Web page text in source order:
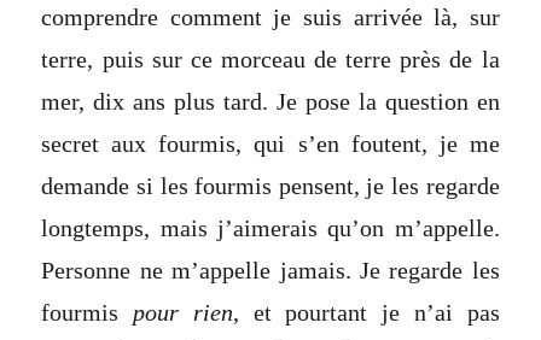
comprendre comment je suis arrivée là, sur
terre, puis sur ce morceau de terre près de la
mer, dix ans plus tard. Je pose la question en
secret aux fourmis, qui s’en foutent, je me
demande si les fourmis pensent, je les regarde
longtemps, mais j’aimerais qu’on m’appelle.
Personne ne m’appelle jamais. Je regarde les
fourmis pour rien, et pourtant je n’ai pas